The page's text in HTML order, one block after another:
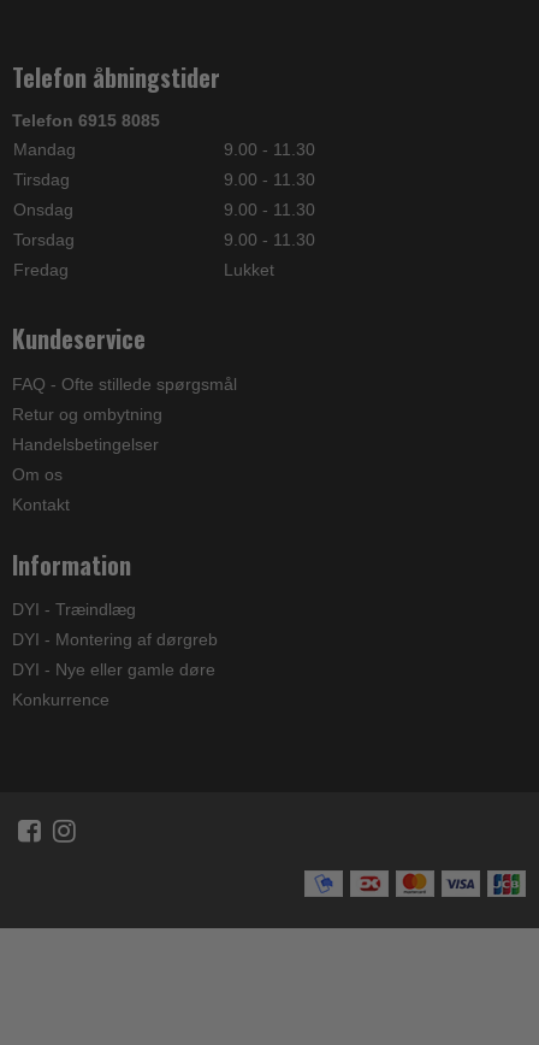
Telefon åbningstider
Telefon 6915 8085
Mandag
9.00 - 11.30
Tirsdag
9.00 - 11.30
Onsdag
9.00 - 11.30
Torsdag
9.00 - 11.30
Fredag
Lukket
Kundeservice
FAQ - Ofte stillede spørgsmål
Retur og ombytning
Handelsbetingelser
Om os
Kontakt
Information
DYI - Træindlæg
DYI - Montering af dørgreb
DYI - Nye eller gamle døre
Konkurrence